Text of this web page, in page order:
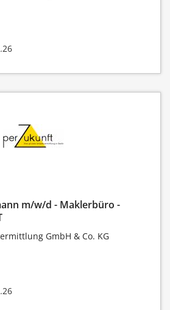
m/w/d - Maklerbüro -
GmbH & Co. KG